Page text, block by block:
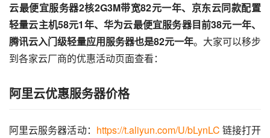
云最便宜服务器2核2G3M带宽82元一年、京东云同款配置
轻量云主机58元1年、华为云最便宜服务器目前38元一年、
腾讯云入门级轻量应用服务器也是82元一年。大家可以移步
到各家云厂商的优惠活动页面查看：
阿里云优惠服务器价格
阿里云服务器活动： https://t.aliyun.com/U/bLynLC 链接打开